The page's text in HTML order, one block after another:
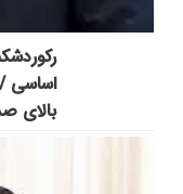
اساسی
بالای